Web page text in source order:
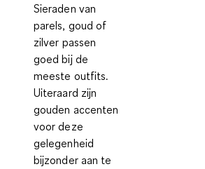
Sieraden van
parels, goud of
zilver passen
goed bij de
meeste outfits.
Uiteraard zijn
gouden accenten
voor deze
gelegenheid
bijzonder aan te